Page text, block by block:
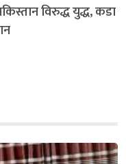
विरुद्ध युद्ध, कडा